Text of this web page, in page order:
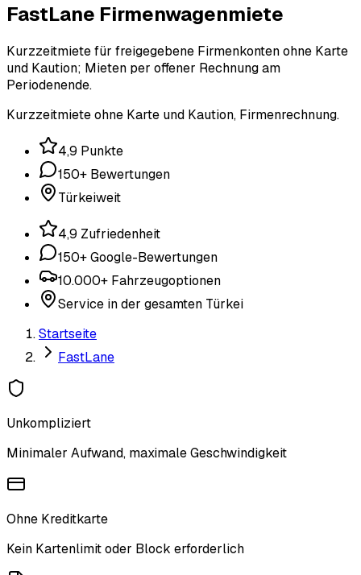
FastLane Firmenwagenmiete
Kurzzeitmiete für freigegebene Firmenkonten ohne Karte
und Kaution; Mieten per offener Rechnung am
Periodenende.
Kurzzeitmiete ohne Karte und Kaution, Firmenrechnung.
4,9 Punkte
150+ Bewertungen
Türkeiweit
4,9 Zufriedenheit
150+ Google-Bewertungen
10.000+ Fahrzeugoptionen
Service in der gesamten Türkei
Startseite
FastLane
Unkompliziert
Minimaler Aufwand, maximale Geschwindigkeit
Ohne Kreditkarte
Kein Kartenlimit oder Block erforderlich